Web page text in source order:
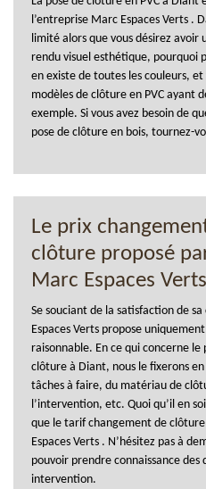
l’entreprise Marc Espaces Verts .
limité alors que vous désirez
rendu visuel esthétique, pourquoi
en existe de toutes les couleurs,
modèles de clôture en PVC ayant
exemple. Si vous avez besoin de
pose de clôture en bois, tournez-
Le prix
clôture proposé
Marc Espaces Verts
Se souciant de la satisfaction de
Espaces Verts propose
raisonnable. En ce qui concerne
clôture à Diant, nous le fixerons
tâches à faire, du matériau de
l’intervention, etc. Quoi qu’il en
que le tarif changement de
Espaces Verts . N’hésitez pas à
pouvoir prendre connaissance
intervention.